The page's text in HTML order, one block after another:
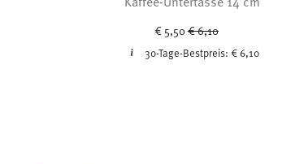
€ 5,50 Price reduced from
€ 6,10
30-Tage-Bestpreis: € 6,10